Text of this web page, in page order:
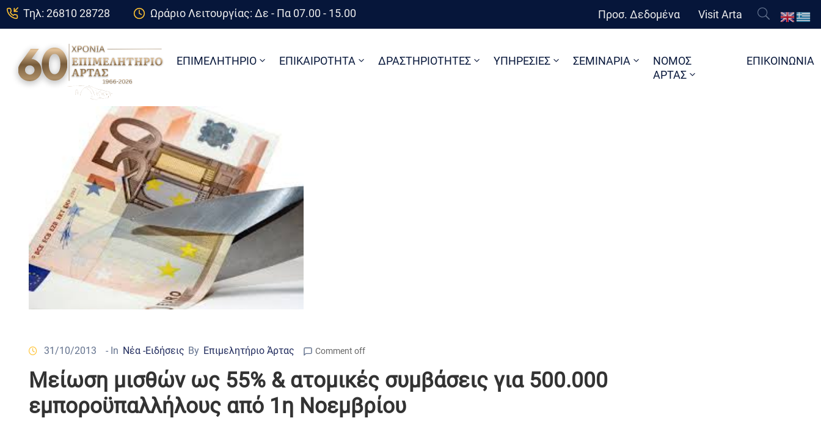
Τηλ: 26810 28728 Ωράριο Λειτουργίας: Δε - Πα 07.00 - 15.00 Προσ. Δεδομένα Visit Arta
ΕΠΙΜΕΛΗΤΗΡΙΟ ΕΠΙΚΑΙΡΟΤΗΤΑ ΔΡΑΣΤΗΡΙΟΤΗΤΕΣ ΥΠΗΡΕΣΙΕΣ ΣΕΜΙΝΑΡΙΑ
ΝΟΜΟΣ
ΑΡΤΑΣ
ΕΠΙΚΟΙΝΩΝΙΑ
31/10/2013 - In Νέα -Ειδήσεις By Επιμελητήριο Άρτας Comment off
Μείωση μισθών ως 55% & ατομικές συμβάσεις για 500.000
εμποροϋπαλλήλους από 1η Νοεμβρίου